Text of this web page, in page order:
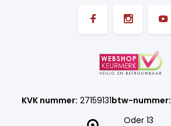
Oder 13
KVK nummer: 27159131btw-nummer: